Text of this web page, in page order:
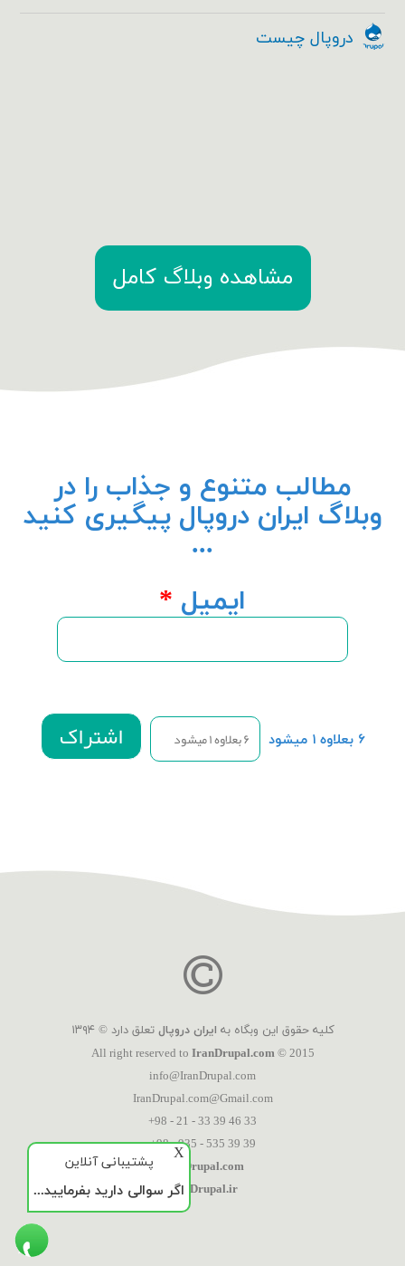
دروپال چیست
مشاهده وبلاگ کامل
مطالب متنوع و جذاب را در
وبلاگ ایران دروپال پیگیری کنید
...
ایمیل *
۶ بعلاوه ۱ میشود
کلیه حقوق این وبگاه به ایران دروپال تعلق دارد © ۱۳۹۴
All right reserved to IranDrupal.com © 2015
info@IranDrupal.com
IranDrupal.com@Gmail.com
+98 - 21 - 33 39 46 33
+98 - 935 - 535 39 39
IranDrupal.com
IranDrupal.ir
X
پشتیبانی آنلاین
اگر سوالی دارید بفرمایید...